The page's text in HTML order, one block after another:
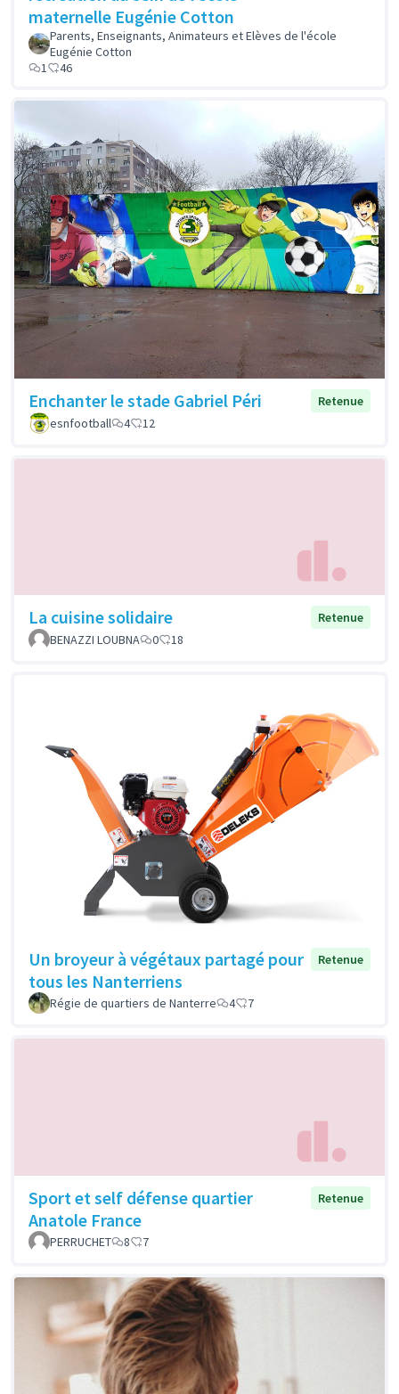
maternelle Eugénie Cotton
Parents, Enseignants, Animateurs et Elèves de l'école
Eugénie Cotton
1
46
Enchanter le stade Gabriel Péri
Retenue
esnfootball
4 12
La cuisine solidaire
Retenue
BENAZZI LOUBNA
0 18
Un broyeur à végétaux partagé pour
tous les Nanterriens
Retenue
Régie de quartiers de Nanterre 4 7
Sport et self défense quartier
Anatole France
Retenue
PERRUCHET 8 7